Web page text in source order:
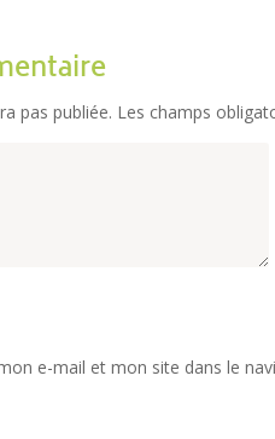
pas publiée. Les champs
e-mail et mon site dans le